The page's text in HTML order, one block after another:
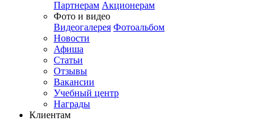
Партнерам Акционерам
Фото и видео
Видеогалерея Фотоальбом
Новости
Афиша
Статьи
Отзывы
Вакансии
Учебный центр
Награды
Клиентам